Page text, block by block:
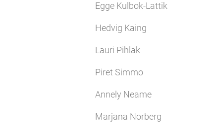
Egge Kulbok-Lattik
Hedvig Kaing
Lauri Pihlak
Piret Simmo
Annely Neame
Marjana Norberg